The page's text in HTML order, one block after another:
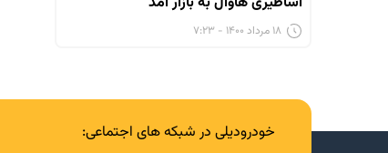
۱۸ مرداد ۱۴۰۰ - ۷:۲۳
خودرودیلی در شبکه های اجتماعی: